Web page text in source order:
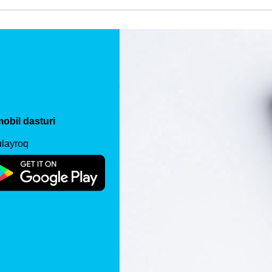
dasturi